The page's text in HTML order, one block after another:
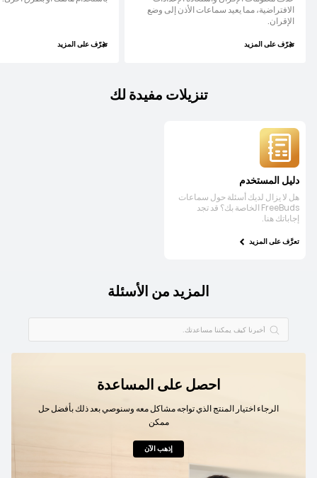
الافتراضية، مما يعيد سماعات الأذن إلى وضع
الإقران.
تعرّف على المزيد تعرّف على المزيد
تنزيلات مفيدة لك
دليل المستخدم
هل لا يزال لديك أسئلة حول سماعات
FreeBuds الخاصة بك؟ قد تجد
إجاباتك هنا.
تعرَّف على المزيد
المزيد من الأسئلة
احصل على المساعدة
الرجاء اختيار المنتج الذي تواجه مشاكل معه وسنوصي بعد ذلك بأفضل حل
ممكن
إذهب الآن